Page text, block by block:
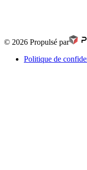
© 2026 Propulsé par
Politique de